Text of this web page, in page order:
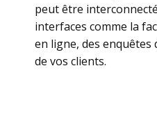
peut être
interfaces comme la
en ligne, des
de vos clients.